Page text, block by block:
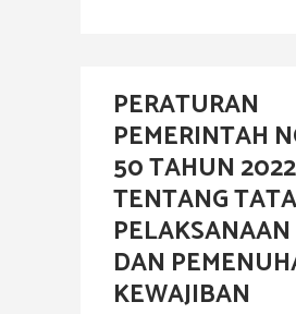
PERATURAN
PEMERINTAH
50 TAHUN 2022
TENTANG
DAN
KEWAJIBAN